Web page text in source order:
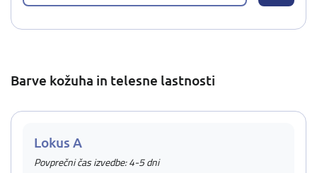
Barve kožuha in telesne lastnosti
Lokus A
Povprečni čas izvedbe: 4-5 dni